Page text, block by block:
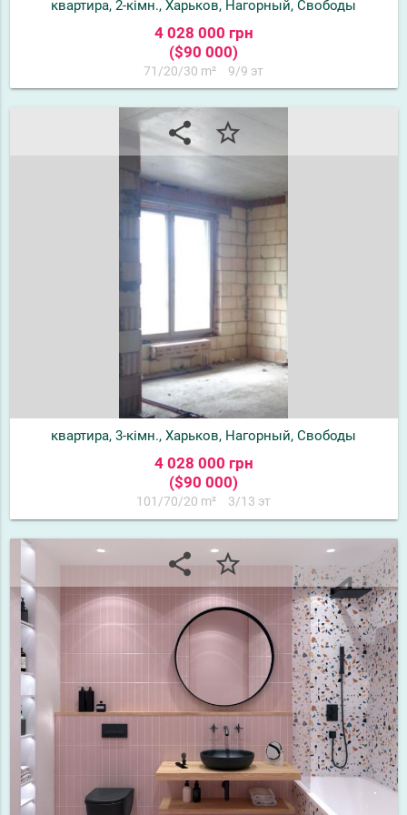
квартира, 2-кімн., Харьков, Нагорный, Свободы
4 028 000 грн
($90 000)
71/20/30 m² 9/9 эт
share star_border
квартира, 3-кімн., Харьков, Нагорный, Свободы
4 028 000 грн
($90 000)
101/70/20 m² 3/13 эт
share star_border